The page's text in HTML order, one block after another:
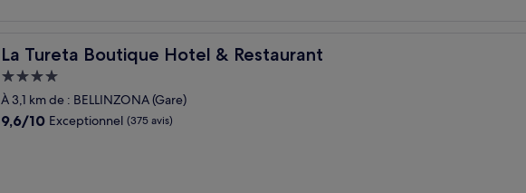
La Tureta Boutique Hotel & Restaurant
La Tureta Boutique Hotel & Restaurant
Hébergement
4.0 étoiles
À 3,1 km de : BELLINZONA (Gare)
9.6
9,6/10 Exceptionnel (375 avis)